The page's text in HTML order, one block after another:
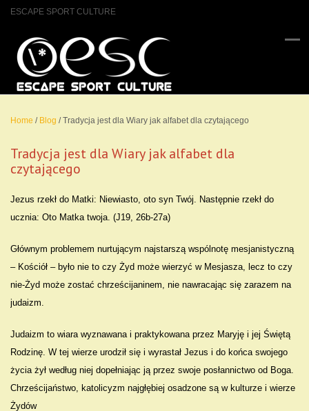
ESCAPE SPORT CULTURE
Home / Blog / Tradycja jest dla Wiary jak alfabet dla czytającego
Tradycja jest dla Wiary jak alfabet dla
czytającego
Jezus rzekł do Matki: Niewiasto, oto syn Twój. Następnie rzekł do
ucznia: Oto Matka twoja. (J19, 26b-27a)
Głównym problemem nurtującym najstarszą wspólnotę mesjanistyczną
– Kościół – było nie to czy Żyd może wierzyć w Mesjasza, lecz to czy
nie-Żyd może zostać chrześcijaninem, nie nawracając się zarazem na
judaizm.
Judaizm to wiara wyznawana i praktykowana przez Maryję i jej Świętą
Rodzinę. W tej wierze urodził się i wyrastał Jezus i do końca swojego
życia żył według niej dopełniając ją przez swoje posłannictwo od Boga.
Chrześcijaństwo, katolicyzm najgłębiej osadzone są w kulturze i wierze
Żydów